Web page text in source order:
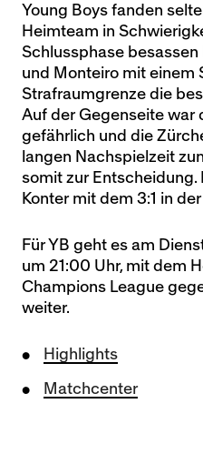
Young Boys fanden
Heimteam in
Schlussphase
und Monteiro mit einem
Strafraumgrenze die
Auf der Gegenseite war
gefährlich und die
langen Nachspielzeit
somit zur Entscheidung.
Konter mit dem 3:1 in
Für YB geht es am
um 21:00 Uhr, mit dem
Champions League
weiter.
Highlights
Matchcenter